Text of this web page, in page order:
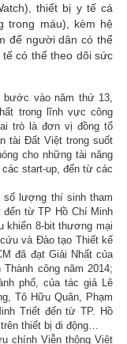
thiết bị y tế cá
trong máu), kèm hệ
để người dân có thể
có thể theo dõi sức
vào năm thứ 13,
trong lĩnh vực công
trò là đơn vị đồng tổ
tài Đất Việt trong suốt
cho những tài năng
start-up, đến từ các
số lượng thí sinh tham
đến từ TP Hồ Chí Minh
khiển 8-bit thương mại
và Đào tạo Thiết kế
đã đạt Giải Nhất của
công năm 2014;
phố, của tác giả Lê
Tô Hữu Quân, Phạm
Triết đến từ TP. Hồ
thiết bị di động…
chính Viễn thông Việt